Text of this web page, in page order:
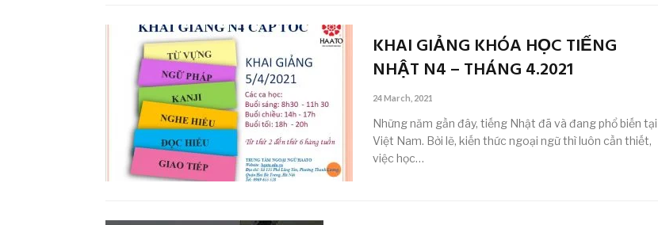
KHAI GIẢNG KHÓA HỌC TIẾNG
NHẬT N4 – THÁNG 4.2021
24 March, 2021
Những năm gần đây, tiếng Nhật đã và đang phổ biến tại
Việt Nam. Bởi lẽ, kiến thức ngoại ngữ thì luôn cần thiết,
việc học…